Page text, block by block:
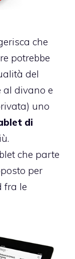
che
potrebbe
del
al divano e
uno
di
che parte
per
fra le